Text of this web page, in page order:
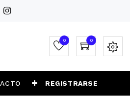
0 0
REGISTRARSE